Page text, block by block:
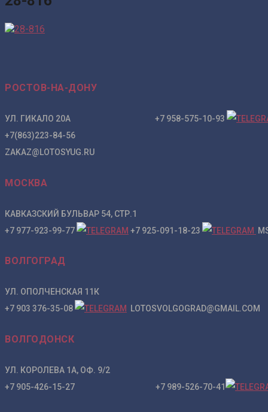
РОСТОВ-НА-ДОНУ
УЛ. ГИКАЛО 20А +7 958-575-10-93
+7(863)223-84-56
ZAKAZ@LOTOSYUG.RU
МОСКВА
КАВКАЗСКИЙ БУЛЬВАР 54, СТР.1
+7 977-923-99-77
+7 925-091-18-23
ВОЛГОГРАД
УЛ. ОПОЛЧЕНСКАЯ 11К
+7 903 376-35-08
LOTOSVOLGOGRAD@GMAIL.COM
ВОЛГОДОНСК
УЛ. КОРОЛЕВА 1А, ОФ. 9/2
+7 905-426-15-27 +7 989-526-70-41